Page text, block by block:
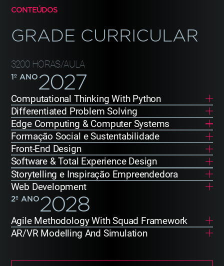
CONTEÚDOS
GRADE CURRICULAR
3200 HORAS/AULA
1º ANO 2027
Computational Thinking With Python
Differentiated Problem Solving
Edge Computing & Computer Systems
Formação Social e Sustentabilidade
Front-End Design
Software & Total Experience Design
Storytelling e Inspiração Empreendedora
Web Development
2º ANO 2028
Agile Methodology With Squad Framework
AR/VR Modelling And Simulation